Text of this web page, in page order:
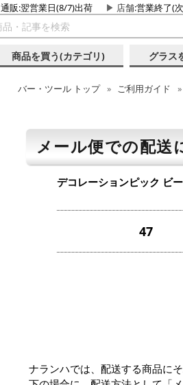
通販:翌営業日(8/7)出荷 店舗:営業終了(
商品を買う(カテゴリ) グラス
バー・ツールトップ ご利用ガイド
メール便での配送
デコレーションピック ビ
47
ナランハでは、配送する商品に